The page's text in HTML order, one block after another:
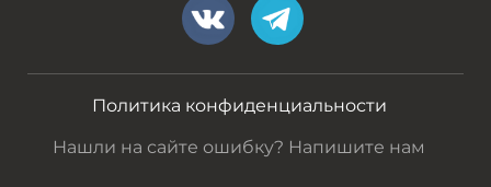
Политика конфиденциальности
Нашли на сайте ошибку? Напишите нам